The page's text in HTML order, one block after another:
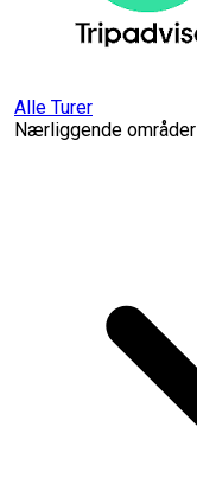
Alle Turer
Nærliggende områder